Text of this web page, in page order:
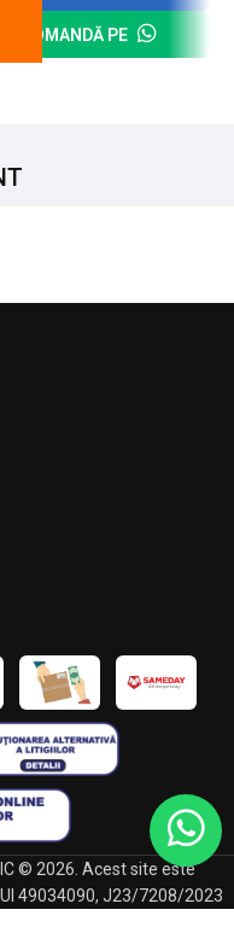
COMANDĂ PE
© 2026. Acest site este
49034090, J23/7208/2023